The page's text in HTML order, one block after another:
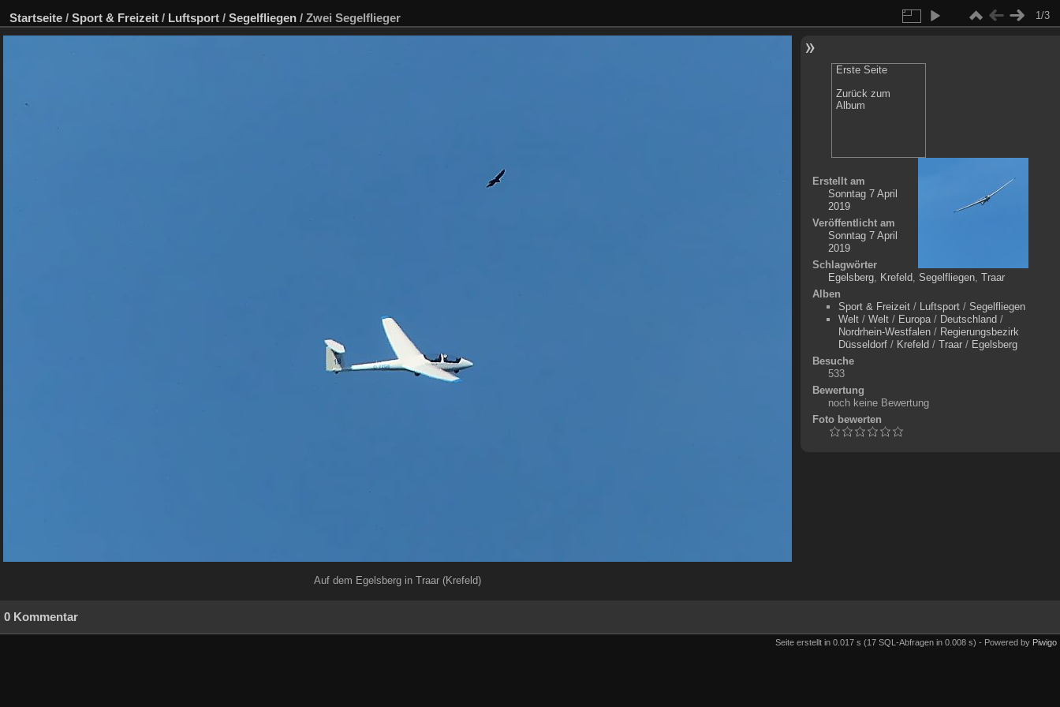
Startseite / Sport & Freizeit / Luftsport / Segelfliegen / Zwei Segelflieger 1/3
Auf dem Egelsberg in Traar (Krefeld)
Erste Seite
Zurück zum
Album
Erstellt am
Sonntag 7 April
2019
Veröffentlicht am
Sonntag 7 April
2019
Schlagwörter
Egelsberg, Krefeld, Segelfliegen, Traar
Alben
Sport & Freizeit/ Luftsport/ Segelfliegen
Welt/ Welt/ Europa/ Deutschland /
Nordrhein-Westfalen/ Regierungsbezirk
Düsseldorf/ Krefeld / Traar/ Egelsberg
Besuche
533
Bewertung
noch keine Bewertung
Foto bewerten
0 Kommentar
Seite erstellt in 0.017 s (17 SQL-Abfragen in 0.008 s) - Powered by Piwigo